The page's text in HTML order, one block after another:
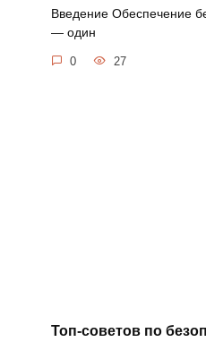
Введение Обеспечение
— один
0 27
Топ-советов по